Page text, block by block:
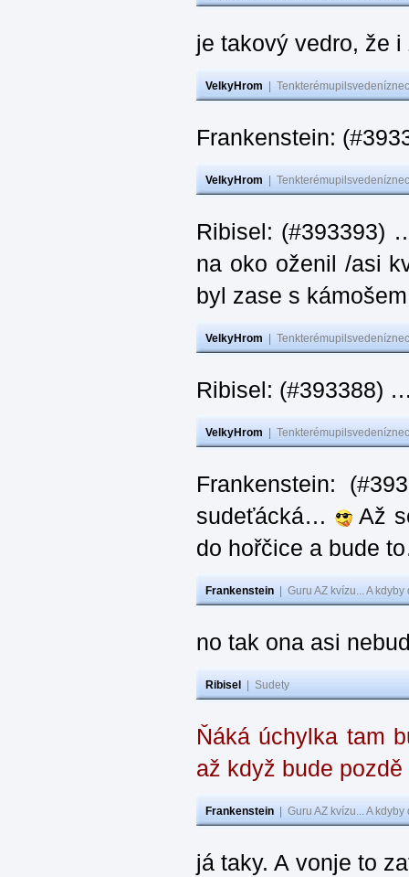
je takový vedro, že
VelkyHrom
Frankenstein:
VelkyHrom
Ribisel: (#393393)
na oko oženil /asi
byl zase s
VelkyHrom
Ribisel: (#393388)
VelkyHrom
Frankenstein:
sudeťácká…
Až
do hořčice a bude
Frankenstein Guru AZ kvízu... A
no tak ona asi
Ribisel Sudety
Ňáká úchylka tam
až když bude pozdě
Frankenstein Guru AZ kvízu... A
já taky. A vonje to